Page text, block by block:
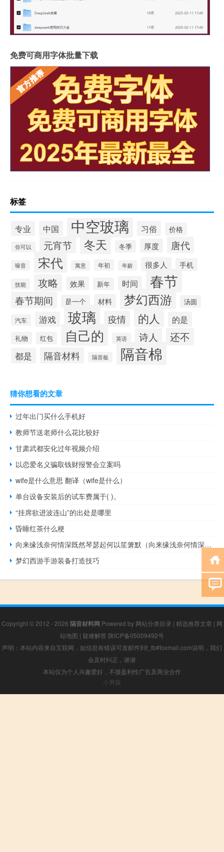
免费可商用字体批量下载
标签
专业 中国 中空玻璃 习俗 价格
你可以 元宵节 冬天 冬季 厚度 唐代
噪音 宋代 寓意 年初 年龄 很多人 手机
技能 攻略 效果 新年 时间 春节
春节期间 是一个 材料 梦幻西游 汤圆
汽车 游戏 玻璃 疫情 的人 的是
礼物 红包 自己的 英语 诗人 还不
都是 隔音材料 隔音板 隔音棉
猜你想看的文章
过年出门买什么手机好
教师节送老师什么花比较好
甘肃武都安化过年视频介绍
以恋爱名义骗取钱财报警会立案吗
wife是什么意思 翻译（wife是什么）
单台设备安装后的试车费属于( )。
“挂席欲进波连山”的出处是哪里
昏睡红茶什么梗
向来缘浅奈何情深既然琴瑟起何以笙箫默（向来缘浅奈何情深全诗）
梦幻西游手游装备打造技巧
Copyright © 2012 - 2026 隔音材料网 Powered by 网站分类目录 | 精选推荐文章 | 网
站地图 | 疑难解答 陕ICP备05009492号
声明：本站内容来自互联网，如信息有错误可发邮件到f_fb#foxmail.com说明，我们
会及时纠正，谢谢
本站仅为个人兴趣爱好，不接盈利性广告及商业合作
小男孩